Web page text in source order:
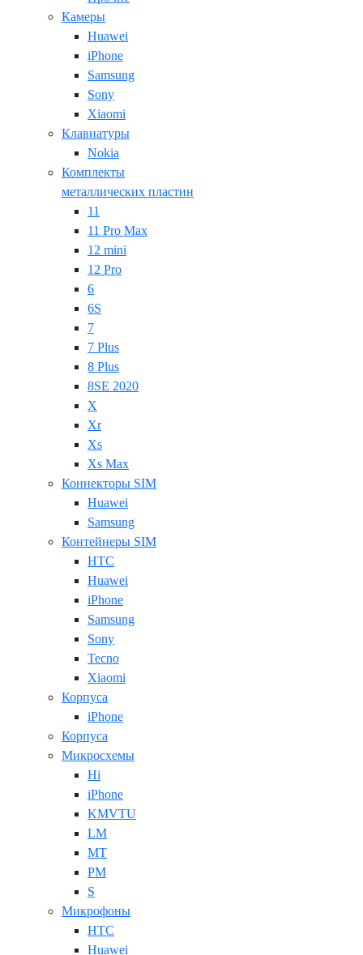
Камеры
Huawei
iPhone
Samsung
Sony
Xiaomi
Клавиатуры
Nokia
Комплекты
металлических пластин
11
11 Pro Max
12 mini
12 Pro
6
6S
7
7 Plus
8 Plus
8SE 2020
X
Xr
Xs
Xs Max
Коннекторы SIM
Huawei
Samsung
Контейнеры SIM
HTC
Huawei
iPhone
Samsung
Sony
Tecno
Xiaomi
Корпуса
iPhone
Корпуса
Микросхемы
Hi
iPhone
KMVTU
LM
MT
PM
S
Микрофоны
HTC
Huawei